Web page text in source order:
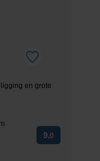
en grote
9,0